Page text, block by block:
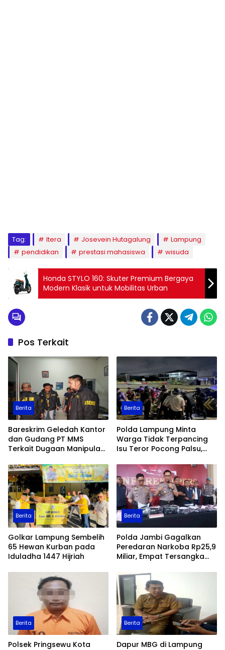
Tag: Itera Josevein Hutagalung
Lampung
pendidikan
prestasi mahasiswa wisuda
Honda STYLO 160: Skuter Premium Bergaya
Modern Klasik untuk Mobilitas Urban
Pos Terkait
Berita
Bareskrim Geledah Kantor
dan Gudang PT MMS
Terkait Dugaan Manipulasi
Berita
Polda Lampung Minta
Warga Tidak Terpancing
Isu Teror Pocong Palsu,
Ditingkatkan
Berita
Golkar Lampung Sembelih
65 Hewan Kurban pada
Iduladha 1447 Hijriah
Berita
Polda Jambi Gagalkan
Peredaran Narkoba Rp25,9
Miliar, Empat Tersangka
Berita
Polsek Pringsewu Kota
Berita
Dapur MBG di Lampung